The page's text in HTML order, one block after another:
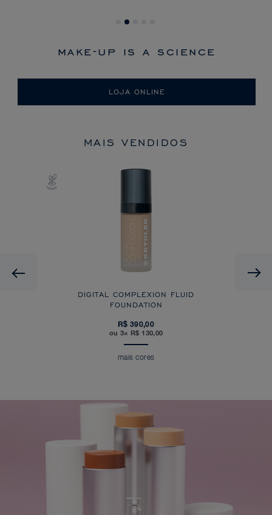
make-up is a science
LOJA ONLINE
MAIS VENDIDOS
Previous
DIGITAL COMPLEXION FLUID
FOUNDATION
R$ 390,00
ou 3× R$ 130,00
mais cores